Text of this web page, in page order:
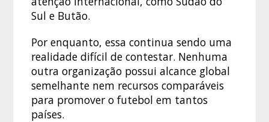
Sul e Butão.
Por enquanto, essa continua sendo uma
realidade difícil de contestar. Nenhuma
outra organização possui alcance global
semelhante nem recursos comparáveis
para promover o futebol em tantos
países.